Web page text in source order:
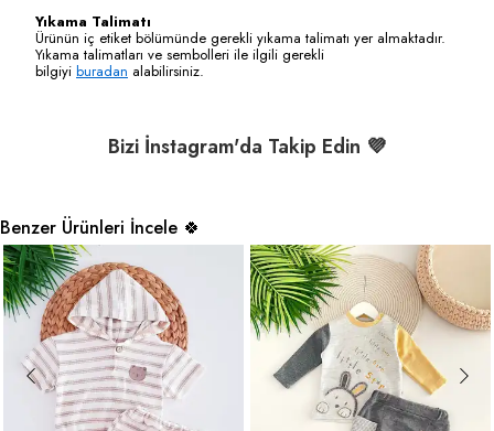
Yıkama Talimatı
Ürünün iç etiket bölümünde gerekli yıkama talimatı yer almaktadır.
Yıkama talimatları ve sembolleri ile ilgili gerekli
bilgiyi buradan alabilirsiniz.
Bizi İnstagram'da Takip Edin 💜
Benzer Ürünleri İncele 🍀